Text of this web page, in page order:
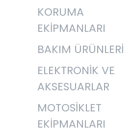
KORUMA
EKİPMANLARI
BAKIM ÜRÜNLERİ
ELEKTRONİK VE
AKSESUARLAR
MOTOSİKLET
EKİPMANLARI